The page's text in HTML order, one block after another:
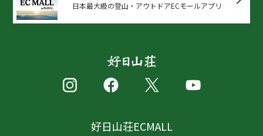
日本最大級の登山・アウトドアECモールアプリ
好日山荘ECMALL